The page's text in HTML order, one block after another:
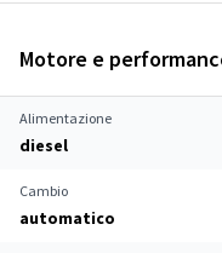
Motore e
Alimentazione
diesel
Cambio
automatico